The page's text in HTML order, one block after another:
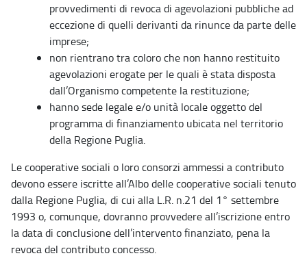
provvedimenti di revoca di agevolazioni pubbliche ad
eccezione di quelli derivanti da rinunce da parte delle
imprese;
non rientrano tra coloro che non hanno restituito
agevolazioni erogate per le quali è stata disposta
dall’Organismo competente la restituzione;
hanno sede legale e/o unità locale oggetto del
programma di finanziamento ubicata nel territorio
della Regione Puglia.
Le cooperative sociali o loro consorzi ammessi a contributo
devono essere iscritte all’Albo delle cooperative sociali tenuto
dalla Regione Puglia, di cui alla L.R. n.21 del 1° settembre
1993 o, comunque, dovranno provvedere all’iscrizione entro
la data di conclusione dell’intervento finanziato, pena la
revoca del contributo concesso.